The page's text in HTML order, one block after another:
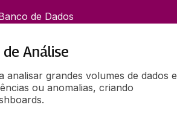
de Dados
Análise
analisar grandes volumes de dados e
ou anomalias, criando